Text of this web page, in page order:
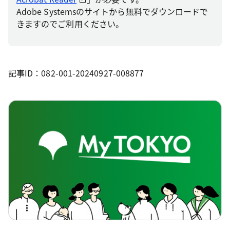
Adobe Systemsのサイトから無料でダウンロードで
きますのでご利用ください。
記事ID：082-001-20240927-008877